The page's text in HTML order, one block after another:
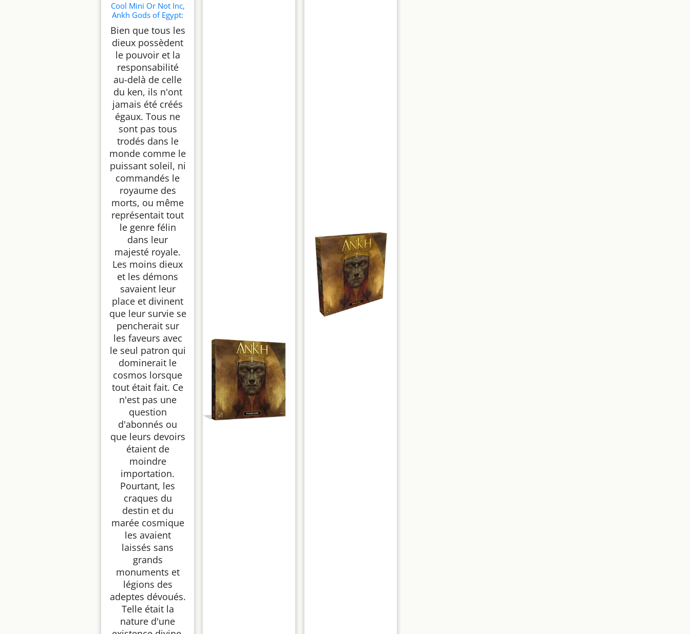
Cool Mini Or Not Inc,
Ankh Gods of Egypt:
Guardians Set, Board
Game
Bien que tous les
dieux possèdent
le pouvoir et la
responsabilité
au-delà de celle
du ken, ils n'ont
jamais été créés
égaux. Tous ne
sont pas tous
trodés dans le
monde comme le
puissant soleil, ni
commandés le
royaume des
morts, ou même
représentait tout
le genre félin
dans leur
majesté royale.
Les moins dieux
et les démons
savaient leur
place et divinent
que leur survie se
pencherait sur
les faveurs avec
le seul patron qui
dominerait le
cosmos lorsque
tout était fait. Ce
n'est pas une
question
d'abonnés ou
que leurs devoirs
étaient de
moindre
importation.
Pourtant, les
craques du
destin et du
marée cosmique
les avaient
laissés sans
grands
monuments et
légions des
adeptes dévoués.
Telle était la
nature d'une